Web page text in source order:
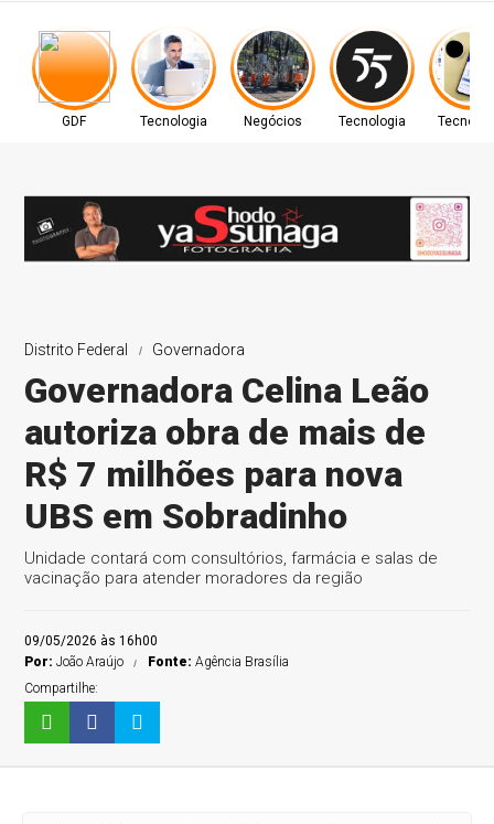
GDF Tecnologia Negócios Tecnologia
Distrito Federal Governadora
Governadora Celina Leão
autoriza obra de mais de
R$ 7 milhões para nova
UBS em Sobradinho
Unidade contará com consultórios, farmácia e salas de
vacinação para atender moradores da região
09/05/2026 às 16h00
Por:João Araújo Fonte:Agência Brasília
Compartilhe: